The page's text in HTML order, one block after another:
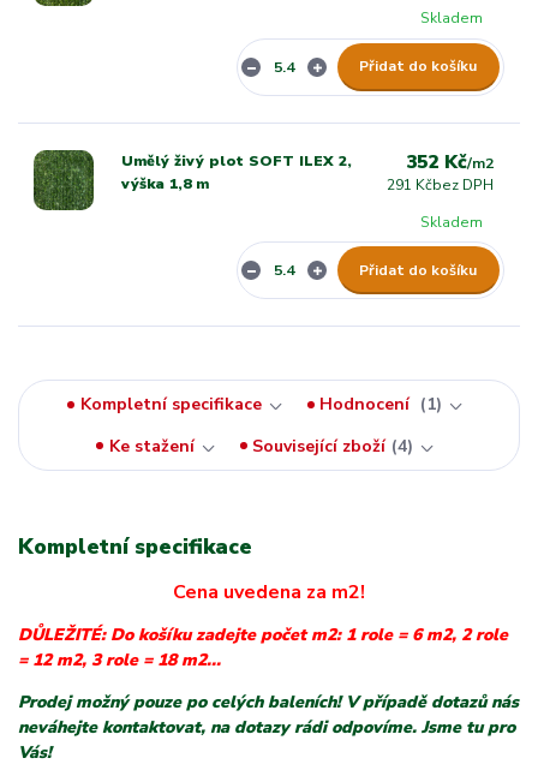
Skladem
Přidat do košíku
Umělý živý plot SOFT ILEX 2,
výška 1,8 m
352 Kč/m2
291 Kčbez DPH
Skladem
Přidat do košíku
Kompletní specifikace Hodnocení
1
Ke stažení
Související zboží 4
Kompletní specifikace
Cena uvedena za m2!
DŮLEŽITÉ: Do košíku zadejte počet m2: 1 role = 6 m2, 2 role
= 12 m2, 3 role = 18 m2...
Prodej možný pouze po celých baleních! V případě dotazů nás
neváhejte kontaktovat, na dotazy rádi odpovíme. Jsme tu pro
Vás!